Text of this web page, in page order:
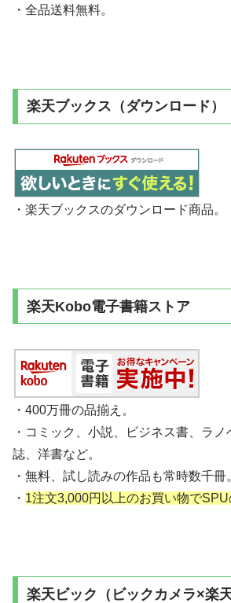
・全品送料無料。
楽天ブックス（ダウンロード）
・楽天ブックスのダウンロード商品。
楽天Kobo電子書籍ストア
・400万冊の品揃え。
・コミック、小説、ビジネス書、ラ
誌、洋書など。
・無料、試し読みの作品も常時数千冊
・ 1注文3,000円以上のお買い物でSPU
楽天ビック（ビックカメラ×楽天